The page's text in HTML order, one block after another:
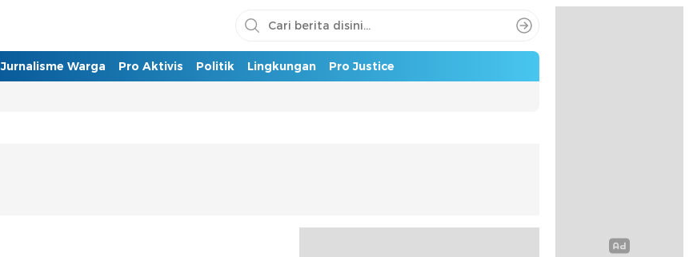
Jurnalisme Warga Pro Aktivis Politik Lingkungan Pro Justice